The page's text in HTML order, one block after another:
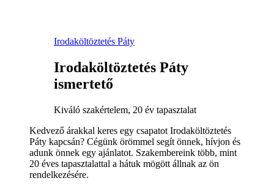
Irodaköltöztetés Páty
Irodaköltöztetés Páty
ismertető
Kiváló szakértelem, 20 év tapasztalat
Kedvező árakkal keres egy csapatot Irodaköltöztetés
Páty kapcsán? Cégünk örömmel segít önnek, hívjon és
adunk önnek egy ajánlatot. Szakembereink több, mint
20 éves tapasztalattal a hátuk mögött állnak az ön
rendelkezésére.